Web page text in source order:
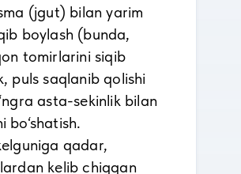
(jgut) bilan yarim
boylash (bunda,
tomirlarini siqib
puls saqlanib qolishi
asta-sekinlik bilan
bo‘shatish.
qadar,
kelib chiqqan